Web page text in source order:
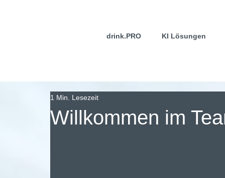
drink.PRO KI Lösungen
Willkommen im
1 Min. Lesezeit